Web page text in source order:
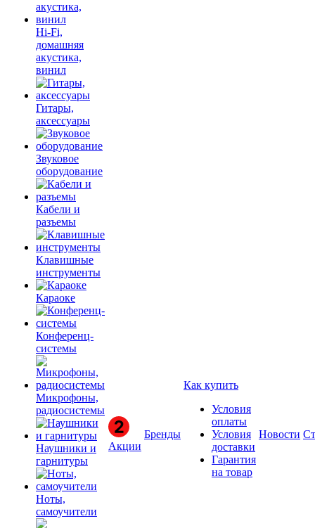
Hi-Fi,
домашняя
акустика,
винил
Гитары,
аксессуары
Звуковое
оборудование
Кабели и
разъемы
Клавишные
инструменты
Караоке
Конференц-
системы
Микрофоны,
радиосистемы
Наушники и
гарнитуры
Ноты,
самоучители
Акции
Бренды
Как купить
Условия
оплаты
Условия
доставки
Гарантия
на товар
Новости